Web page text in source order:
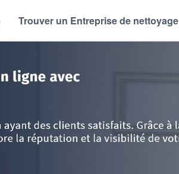
Trouver un Entreprise de nettoyage